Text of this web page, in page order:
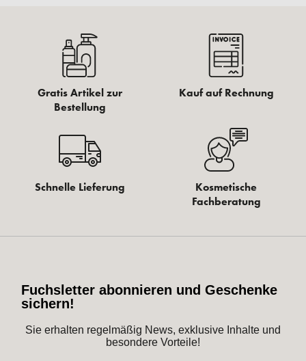
Gratis Artikel zur
Bestellung
Kauf auf Rechnung
Schnelle Lieferung
Kosmetische
Fachberatung
Fuchsletter abonnieren und Geschenke
sichern!
Sie erhalten regelmäßig News, exklusive Inhalte und
besondere Vorteile!